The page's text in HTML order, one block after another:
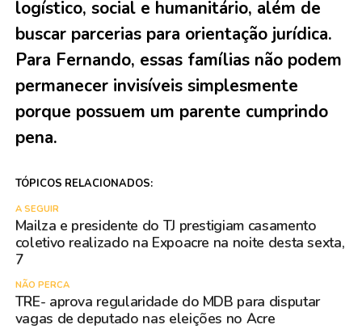
logístico, social e humanitário, além de
buscar parcerias para orientação jurídica.
Para Fernando, essas famílias não podem
permanecer invisíveis simplesmente
porque possuem um parente cumprindo
pena.
TÓPICOS RELACIONADOS:
A SEGUIR
Mailza e presidente do TJ prestigiam casamento
coletivo realizado na Expoacre na noite desta sexta,
7
NÃO PERCA
TRE- aprova regularidade do MDB para disputar
vagas de deputado nas eleições no Acre